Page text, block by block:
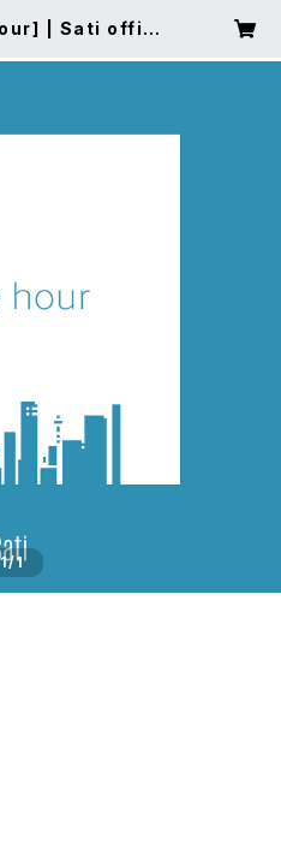
| Sati offici
1/1